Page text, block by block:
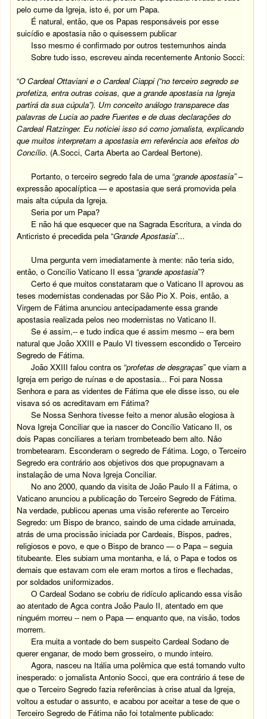
pelo cume da Igreja, isto é, por um Papa.
É natural, então, que os Papas responsáveis por esse
suicídio e apostasia não o quisessem publicar
Isso mesmo é confirmado por outros testemunhos ainda
Sobre tudo isso, escreveu ainda recentemente Antonio Socci:
“O Cardeal Ottaviani e o Cardeal Ciappi (“no terceiro segredo se
profetiza, entra outras coisas, que a grande apostasia na Igreja
partirá da sua cúpula”). Um conceito análogo transparece das
palavras de Lucia ao padre Fuentes e de duas declarações do
Cardeal Ratzinger. Eu noticiei isso só como jornalista, explicando
que muitos interpretam a apostasia em referência aos efeitos do
Concílio. (A.Socci, Carta Aberta ao Cardeal Bertone).
Portanto, o terceiro segredo fala de uma “grande apostasia”–
expressão apocalíptica — e apostasia que será promovida pela
mais alta cúpula da Igreja.
Seria por um Papa?
E não há que esquecer que na Sagrada Escritura, a vinda do
Anticristo é precedida pela “Grande Apostasia”...
Uma pergunta vem imediatamente à mente: não teria sido,
então, o Concílio Vaticano II essa “grande apostasia”?
Certo é que muitos constataram que o Vaticano II aprovou as
teses modernistas condenadas por São Pio X. Pois, então, a
Virgem de Fátima anunciou antecipadamente essa grande
apostasia realizada pelos neo modernistas no Vaticano II.
Se é assim,-- e tudo indica que é assim mesmo -- era bem
natural que João XXIII e Paulo VI tivessem escondido o Terceiro
Segredo de Fátima.
João XXIII falou contra os “profetas de desgraças” que viam a
Igreja em perigo de ruínas e de apostasia... Foi para Nossa
Senhora e para as videntes de Fátima que ele disse isso, ou ele
visava só os acreditavam em Fátima?
Se Nossa Senhora tivesse feito a menor alusão elogiosa à
Nova Igreja Conciliar que ia nascer do Concílio Vaticano II, os
dois Papas conciliares a teriam trombeteado bem alto. Não
trombetearam. Esconderam o segredo de Fátima. Logo, o Terceiro
Segredo era contrário aos objetivos dos que propugnavam a
instalação de uma Nova Igreja Conciliar.
No ano 2000, quando da visita de João Paulo II a Fátima, o
Vaticano anunciou a publicação do Terceiro Segredo de Fátima.
Na verdade, publicou apenas uma visão referente ao Terceiro
Segredo: um Bispo de branco, saindo de uma cidade arruinada,
atrás de uma procissão iniciada por Cardeais, Bispos, padres,
religiosos e povo, e que o Bispo de branco — o Papa – seguia
titubeante. Eles subiam uma montanha, e lá, o Papa e todos os
demais que estavam com ele eram mortos a tiros e flechadas,
por soldados uniformizados.
O Cardeal Sodano se cobriu de ridículo aplicando essa visão
ao atentado de Agca contra João Paulo II, atentado em que
ninguém morreu -- nem o Papa — enquanto que, na visão, todos
morrem.
Era muita a vontade do bem suspeito Cardeal Sodano de
querer enganar, de modo bem grosseiro, o mundo inteiro.
Agora, nasceu na Itália uma polêmica que está tomando vulto
inesperado: o jornalista Antonio Socci, que era contrário á tese de
que o Terceiro Segredo fazia referências à crise atual da Igreja,
voltou a estudar o assunto, e acabou por aceitar a tese de que o
Terceiro Segredo de Fátima não foi totalmente publicado: